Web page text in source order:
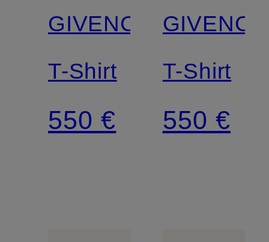
GIVENCHY
T-Shirt
550 €
T-Shirt
550 €